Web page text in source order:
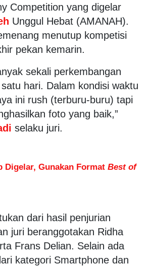
Competition yang digelar
Unggul Hebat (AMANAH).
menutup kompetisi
pekan kemarin.
sekali perkembangan
hari. Dalam kondisi waktu
ini rush (terburu-buru) tapi
foto yang baik,”
selaku juri.
Digelar, Gunakan Format Best of
dari hasil penjurian
juri beranggotakan Ridha
Frans Delian. Selain ada
kategori Smartphone dan